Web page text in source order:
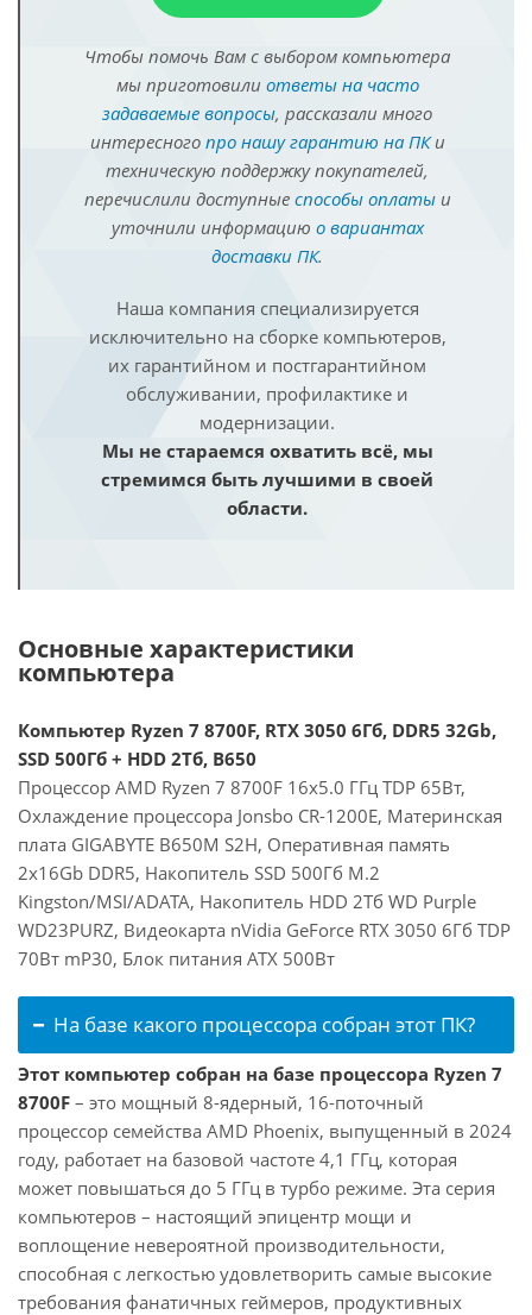
Чтобы помочь Вам с выбором компьютера
мы приготовили ответы на часто
задаваемые вопросы, рассказали много
интересного про нашу гарантию на ПКи
техническую поддержку покупателей,
перечислили доступные способы оплатыи
уточнили информацию о вариантах
доставки ПК.
Наша компания специализируется
исключительно на сборке компьютеров,
их гарантийном и постгарантийном
обслуживании, профилактике и
модернизации.
Мы не стараемся охватить всё, мы
стремимся быть лучшими в своей
области.
Основные характеристики
компьютера
Компьютер Ryzen 7 8700F, RTX 3050 6Гб, DDR5 32Gb,
SSD 500Гб + HDD 2Тб, B650
Процессор AMD Ryzen 7 8700F 16x5.0 ГГц TDP 65Вт,
Охлаждение процессора Jonsbo CR-1200E, Материнская
плата GIGABYTE B650M S2H, Оперативная память
2x16Gb DDR5, Накопитель SSD 500Гб M.2
Kingston/MSI/ADATA, Накопитель HDD 2Тб WD Purple
WD23PURZ, Видеокарта nVidia GeForce RTX 3050 6Гб TDP
70Вт mP30, Блок питания ATX 500Вт
На базе какого процессора собран этот ПК?
Этот компьютер собран на базе процессора Ryzen 7
8700F – это мощный 8-ядерный, 16-поточный
процессор семейства AMD Phoenix, выпущенный в 2024
году, работает на базовой частоте 4,1 ГГц, которая
может повышаться до 5 ГГц в турбо режиме. Эта серия
компьютеров – настоящий эпицентр мощи и
воплощение невероятной производительности,
способная с легкостью удовлетворить самые высокие
требования фанатичных геймеров, продуктивных